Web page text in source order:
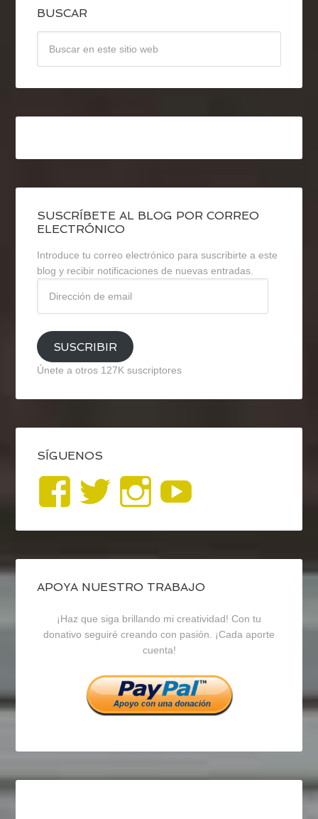
BUSCAR
SUSCRÍBETE AL BLOG POR CORREO
ELECTRÓNICO
Introduce tu correo electrónico para suscribirte a este
blog y recibir notificaciones de nuevas entradas.
email
SUSCRIBIR
Únete a otros 127K suscriptores
SÍGUENOS
Ver
perfil
de
blogrecursosep
en
Facebook
Ver
perfil
de
recursosep
en
Twitter
Ver
perfil
de
recursosep
en
Instagram
APOYA NUESTRO TRABAJO
¡Haz que siga brillando mi creatividad! Con tu
donativo seguiré creando con pasión. ¡Cada aporte
cuenta!